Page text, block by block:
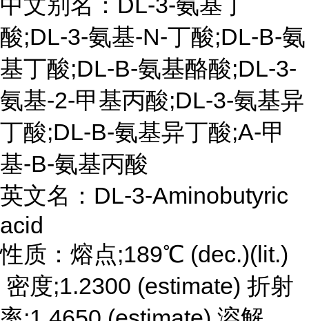
酸;DL-3-氨基-N-丁酸;DL-Β-氨
基丁酸;DL-Β-氨基酪酸;DL-3-
氨基-2-甲基丙酸;DL-3-氨基异
丁酸;DL-Β-氨基异丁酸;Α-甲
基-Β-氨基丙酸
英文名：DL-3-Aminobutyric
acid
性质：熔点;189℃ (dec.)(lit.)
密度;1.2300 (estimate) 折射